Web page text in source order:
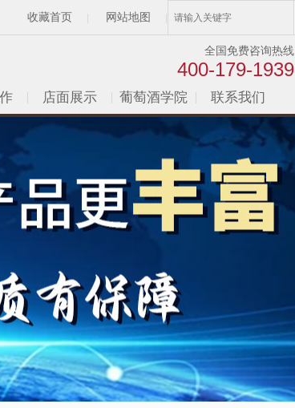
收藏首页 网站地图
全国免费咨询热线
400-179-1939
店面展示 葡萄酒学院 联系我们